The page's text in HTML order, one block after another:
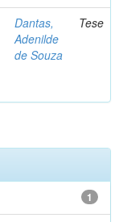
Dantas,
Adenilde
de Souza
Tese
1